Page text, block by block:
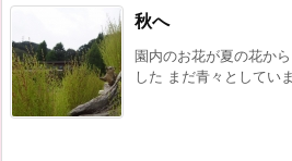
秋へ
園内のお花が夏の花か
した まだ青々としてい